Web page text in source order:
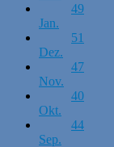
49
Jan.
51
Dez.
47
Nov.
40
Okt.
44
Sep.